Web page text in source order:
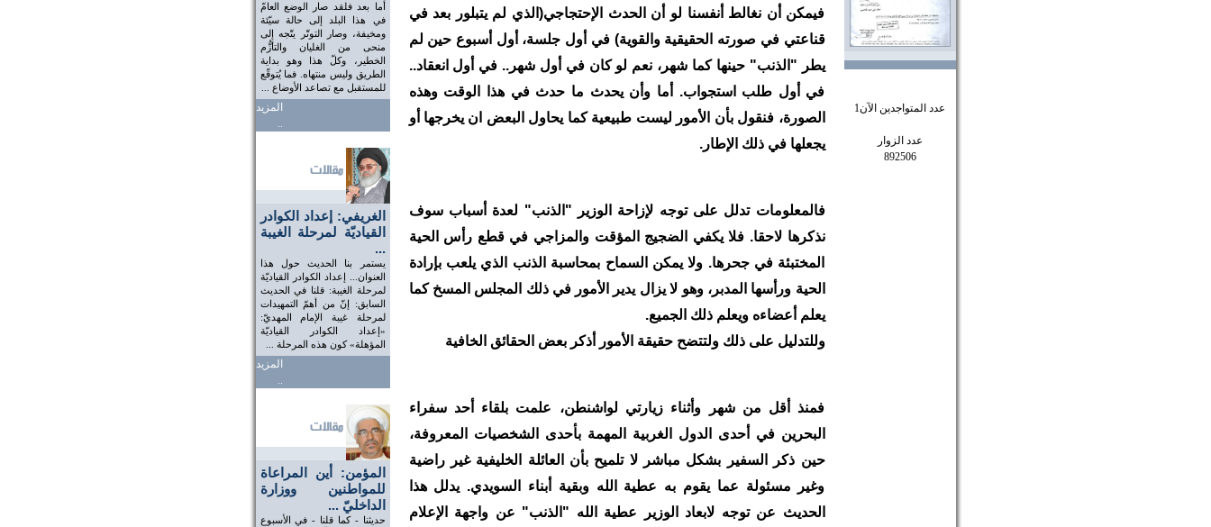
عدد المتواجدين الآن1
عدد الزوار
892506
أما بعد فلقد صار الوضع العامّ
في هذا البلد إلى حالة سيّئة
ومخيفة، وصار التوتّر يتّجه إلى
منحى من الغليان والتأزُّم
الخطير، وكلّ هذا وهو بداية
الطريق وليس منتهاه. فما يُتوقّع
للمستقبل مع تصاعد الأوضاع ...
المزيد
..
الغريفي: إعداد الكوادر
القياديّة لمرحلة الغيبة
...
يستمر بنا الحديث حول هذا
العنوان... إعداد الكوادر القياديّة
لمرحلة الغيبة: قلنا في الحديث
السابق: إنّ من أهمّ التمهيدات
لمرحلة غيبة الإمام المهديّ:
«إعداد الكوادر القياديّة
المؤهلة» كون هذه المرحلة ...
المزيد
..
المؤمن: أين المراعاة
للمواطنين ووزارة
الداخليّ ...
حديثنا - كما قلنا - في الأسبوع
فيمكن أن نغالط أنفسنا لو أن الحدث الإحتجاجي(الذي لم يتبلور بعد في
قناعتي في صورته الحقيقية والقوية) في أول جلسة، أول أسبوع حين لم
يطر "الذنب" حينها كما شهر، نعم لو كان في أول شهر.. في أول انعقاد..
في أول طلب استجواب. أما وأن يحدث ما حدث في هذا الوقت وهذه
الصورة، فنقول بأن الأمور ليست طبيعية كما يحاول البعض ان يخرجها أو
يجعلها في ذلك الإطار.
فالمعلومات تدلل على توجه لإزاحة الوزير "الذنب" لعدة أسباب سوف
نذكرها لاحقا. فلا يكفي الضجيج المؤقت والمزاجي في قطع رأس الحية
المختبئة في جحرها. ولا يمكن السماح بمحاسبة الذنب الذي يلعب بإرادة
الحية ورأسها المدبر، وهو لا يزال يدير الأمور في ذلك المجلس المسخ كما
يعلم أعضاءه ويعلم ذلك الجميع.
وللتدليل على ذلك ولتتضح حقيقة الأمور أذكر بعض الحقائق الخافية
فمنذ أقل من شهر وأثناء زيارتي لواشنطن، علمت بلقاء أحد سفراء
البحرين في أحدى الدول الغربية المهمة بأحدى الشخصيات المعروفة،
حين ذكر السفير بشكل مباشر لا تلميح بأن العائلة الخليفية غير راضية
وغير مسئولة عما يقوم به عطية الله وبقية أبناء السويدي. يدلل هذا
الحديث عن توجه لابعاد الوزير عطية الله "الذنب" عن واجهة الإعلام